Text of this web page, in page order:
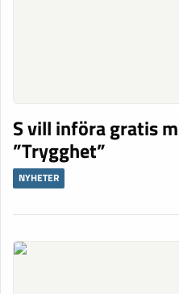
S vill införa gratis
”Trygghet”
NYHETER